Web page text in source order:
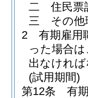
二
住民票
三
その
2
有期雇用
った場合
出なけれ
(試用期間)
第12条
有